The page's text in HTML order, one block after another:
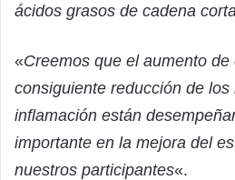
ácidos grasos de cadena corta
«Creemos que el aumento
consiguiente reducción de
inflamación están
importante en la mejora del
nuestros participantes«.